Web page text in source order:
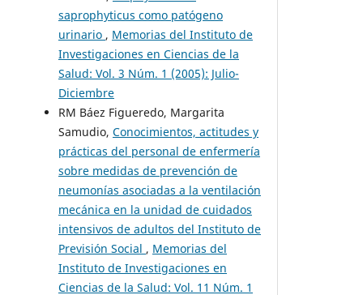
saprophyticus como patógeno
urinario , Memorias del Instituto de
Investigaciones en Ciencias de la
Salud: Vol. 3 Núm. 1 (2005): Julio-
Diciembre
RM Báez Figueredo, Margarita
Samudio, Conocimientos, actitudes y
prácticas del personal de enfermería
sobre medidas de prevención de
neumonías asociadas a la ventilación
mecánica en la unidad de cuidados
intensivos de adultos del Instituto de
Previsión Social , Memorias del
Instituto de Investigaciones en
Ciencias de la Salud: Vol. 11 Núm. 1